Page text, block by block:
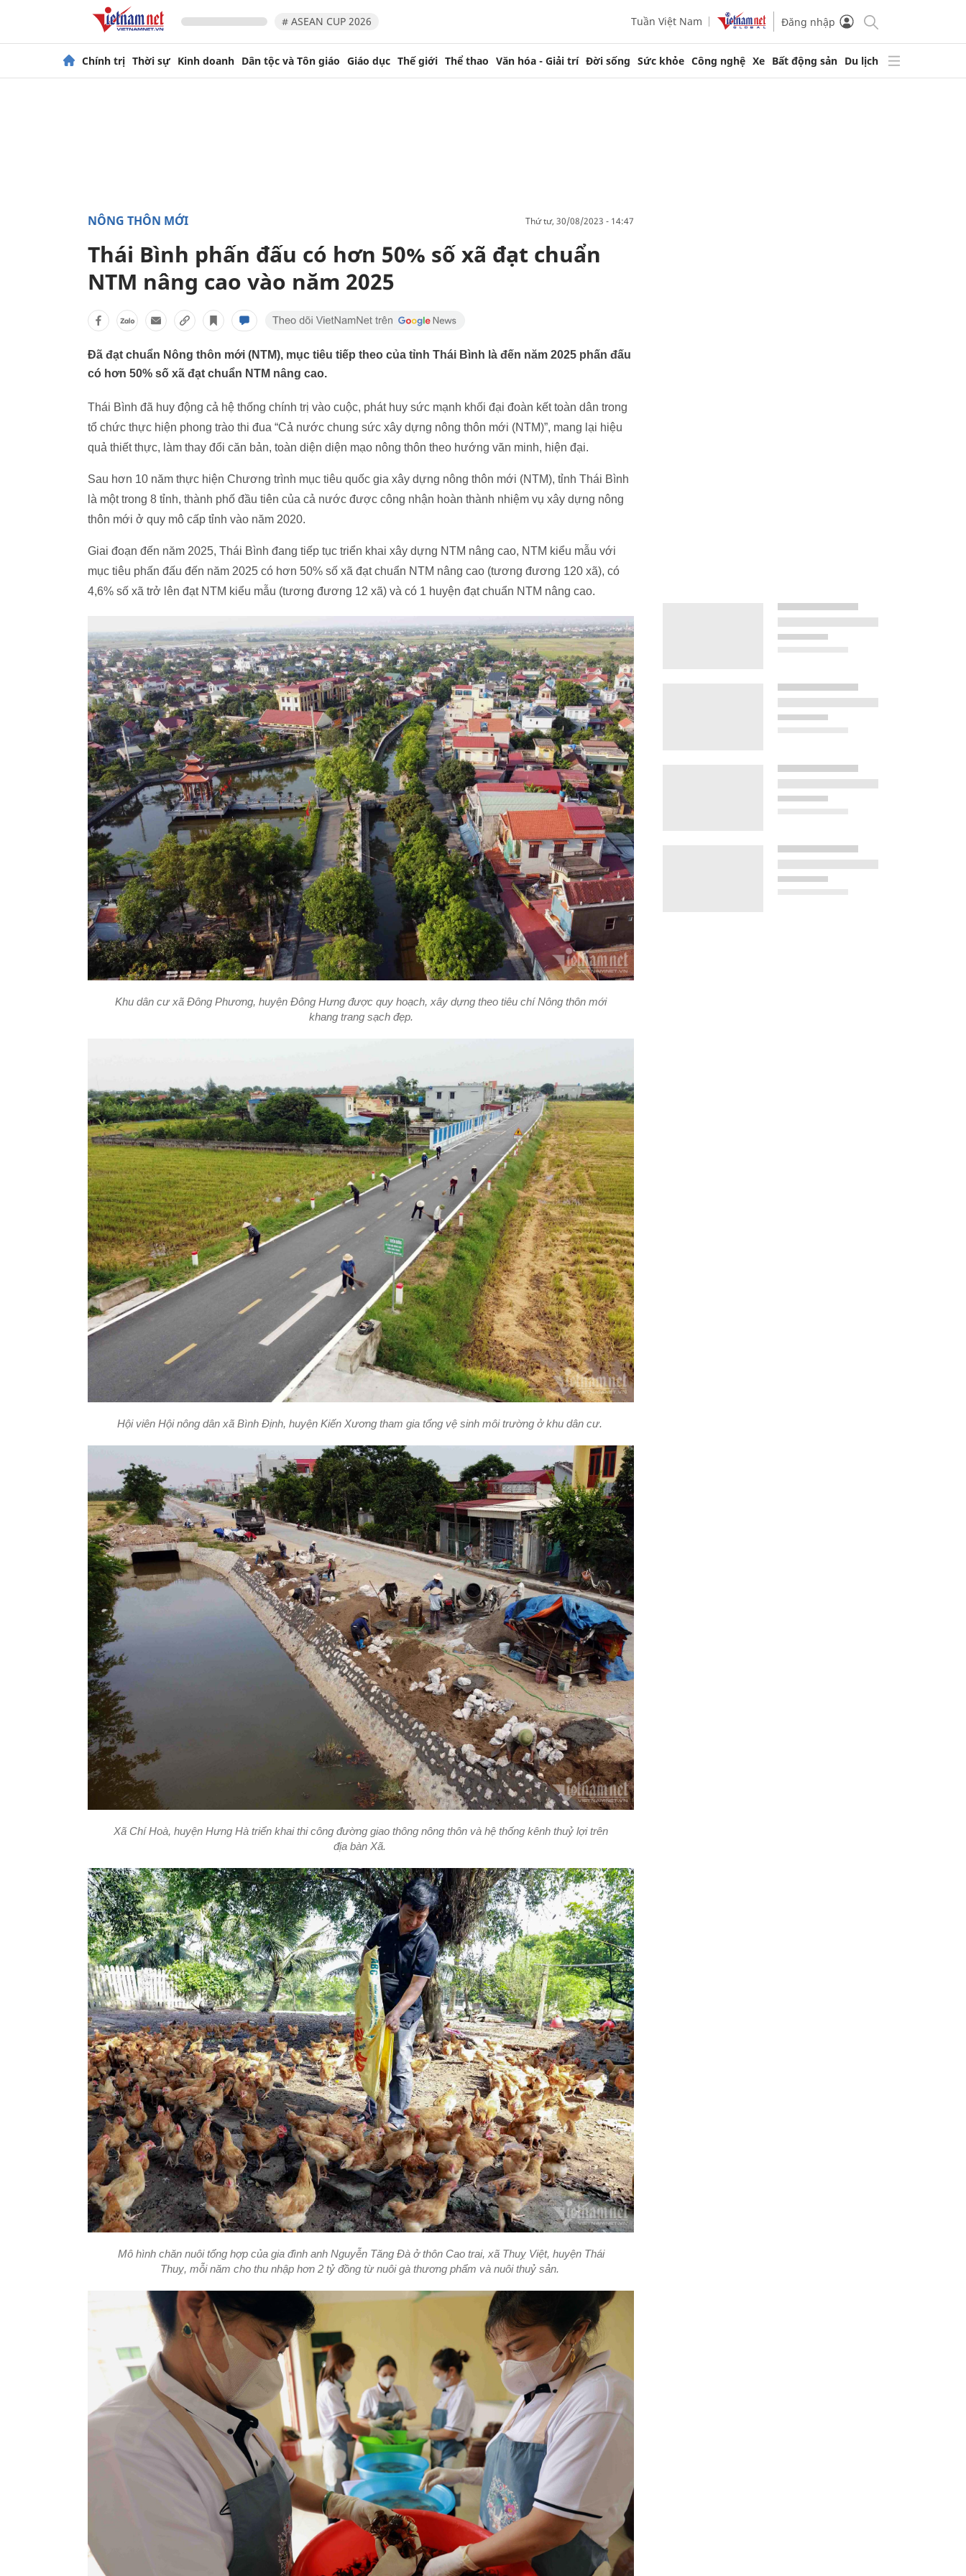
# ASEAN CUP 2026 Tuần Việt Nam Đăng nhập
Chính trị Thời sự Kinh doanh Dân tộc và Tôn giáo Giáo dục Thế giới Thể thao Văn hóa - Giải trí Đời sống Sức khỏe Công nghệ Xe Bất động sản Du lịch
NÔNG THÔN MỚI thứ tư, 30/08/2023 - 14:47
Thái Bình phấn đấu có hơn 50% số xã đạt chuẩn
NTM nâng cao vào năm 2025
Đã đạt chuẩn Nông thôn mới (NTM), mục tiêu tiếp theo của tỉnh Thái Bình là đến năm 2025 phấn đấu
có hơn 50% số xã đạt chuẩn NTM nâng cao.
Thái Bình đã huy động cả hệ thống chính trị vào cuộc, phát huy sức mạnh khối đại đoàn kết toàn dân trong
tổ chức thực hiện phong trào thi đua “Cả nước chung sức xây dựng nông thôn mới (NTM)”, mang lại hiệu
quả thiết thực, làm thay đổi căn bản, toàn diện diện mạo nông thôn theo hướng văn minh, hiện đại.
Sau hơn 10 năm thực hiện Chương trình mục tiêu quốc gia xây dựng nông thôn mới (NTM), tỉnh Thái Bình
là một trong 8 tỉnh, thành phố đầu tiên của cả nước được công nhận hoàn thành nhiệm vụ xây dựng nông
thôn mới ở quy mô cấp tỉnh vào năm 2020.
Giai đoạn đến năm 2025, Thái Bình đang tiếp tục triển khai xây dựng NTM nâng cao, NTM kiểu mẫu với
mục tiêu phấn đấu đến năm 2025 có hơn 50% số xã đạt chuẩn NTM nâng cao (tương đương 120 xã), có
4,6% số xã trở lên đạt NTM kiểu mẫu (tương đương 12 xã) và có 1 huyện đạt chuẩn NTM nâng cao.
Khu dân cư xã Đông Phương, huyện Đông Hưng được quy hoạch, xây dựng theo tiêu chí Nông thôn mới
khang trang sạch đẹp.
Hội viên Hội nông dân xã Bình Định, huyện Kiến Xương tham gia tổng vệ sinh môi trường ở khu dân cư.
Xã Chí Hoà, huyện Hưng Hà triển khai thi công đường giao thông nông thôn và hệ thống kênh thuỷ lợi trên
địa bàn Xã.
Mô hình chăn nuôi tổng hợp của gia đình anh Nguyễn Tăng Đà ở thôn Cao trai, xã Thuỵ Việt, huyện Thái
Thuỵ, mỗi năm cho thu nhập hơn 2 tỷ đồng từ nuôi gà thương phẩm và nuôi thuỷ sản.